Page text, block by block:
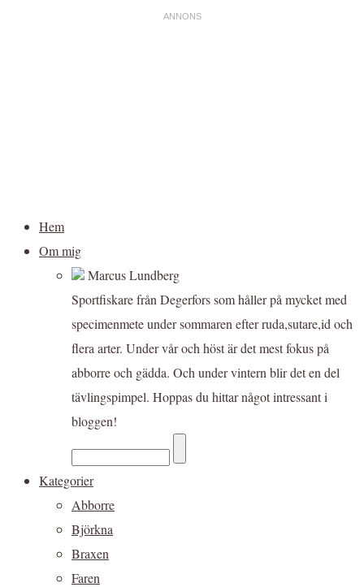
Hem
Om mig
Marcus Lundberg
Sportfiskare från Degerfors som håller på mycket med
specimenmete under sommaren efter ruda,sutare,id och
flera arter. Under vår och höst är det mest fokus på
abborre och gädda. Och under vintern blir det en del
tävlingspimpel. Hoppas du hittar något intressant i
bloggen!
Kategorier
Abborre
Björkna
Braxen
Faren